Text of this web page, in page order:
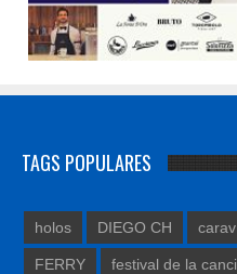
TAGS POPULARES
holos DIEGO CH carav
FERRY festival de la canci